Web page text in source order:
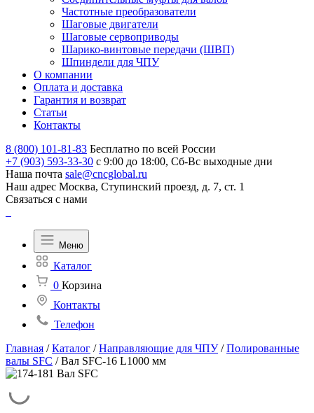
Частотные преобразователи
Шаговые двигатели
Шаговые сервоприводы
Шарико-винтовые передачи (ШВП)
Шпиндели для ЧПУ
О компании
Оплата и доставка
Гарантия и возврат
Статьи
Контакты
8 (800) 101-81-83 Бесплатно по всей России
+7 (903) 593-33-30 с 9:00 до 18:00, Сб-Вс выходные дни
Наша почта sale@cncglobal.ru
Наш адрес Москва, Ступинский проезд, д. 7, ст. 1
Связаться с нами
Меню
Каталог
0 Корзина
Контакты
Телефон
Главная /Каталог /Направляющие для ЧПУ/Полированные
валы SFC /Вал SFC-16 L1000 мм